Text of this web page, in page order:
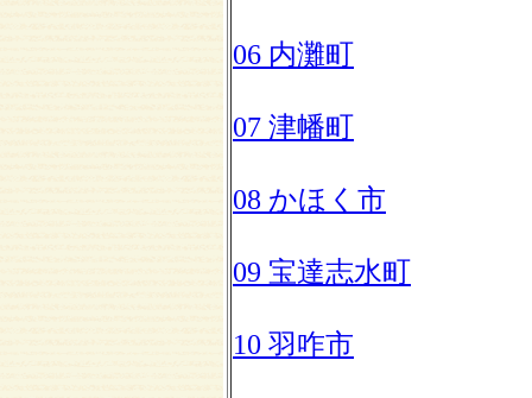
06 内灘町
07 津幡町
08 かほく市
09 宝達志水町
10 羽咋市